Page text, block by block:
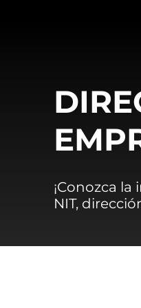
¡Conozca
NIT,